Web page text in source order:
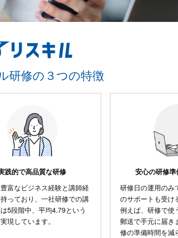
研修の３つの特徴
践的で高品質な研修
富なビジネス経験と講師経
っており、一社研修での講
5段階中、平均4.79という
現しています。
安心の研修
研修日の運用のみ
のサポートも受け
例えば、研修で使
郵送で手元に届き
修の準備時間を減